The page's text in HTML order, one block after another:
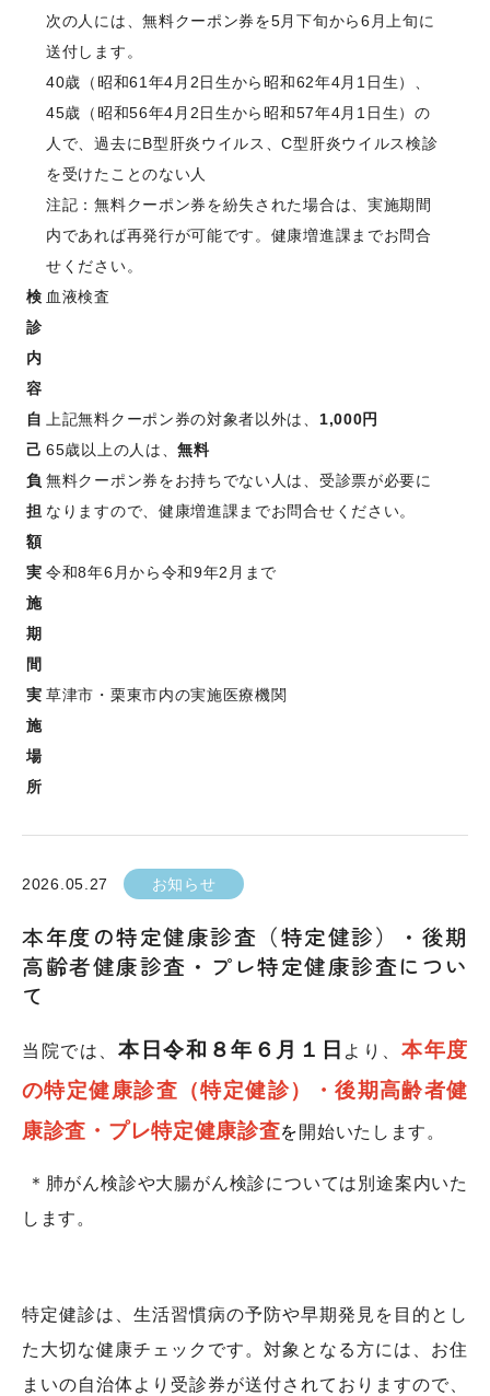
次の人には、無料クーポン券を5月下旬から6月上旬に
送付します。
40歳（昭和61年4月2日生から昭和62年4月1日生）、
45歳（昭和56年4月2日生から昭和57年4月1日生）の
人で、過去にB型肝炎ウイルス、C型肝炎ウイルス検診
を受けたことのない人
注記：無料クーポン券を紛失された場合は、実施期間
内であれば再発行が可能です。健康増進課までお問合
せください。
検
診
内
容
血液検査
自
己
負
担
額
上記無料クーポン券の対象者以外は、 1,000円
65歳以上の人は、無料
無料クーポン券をお持ちでない人は、受診票が必要に
なりますので、健康増進課までお問合せください。
実
施
期
間
令和8年6月から令和9年2月まで
実
施
場
所
草津市・栗東市内の実施医療機関
2026.05.27 お知らせ
本年度の特定健康診査（特定健診）・後期
高齢者健康診査・プレ特定健康診査につい
て
当院では、本日令和８年６月１日 より、本年度
の特定健康診査（特定健診）・後期高齢者健
康診査・プレ特定健康診査を 開始いたします。
＊肺がん検診や大腸がん検診については別途案内いた
します。
特定健診は、生活習慣病の予防や早期発見を目的とし
た大切な健康チェックです。対象となる方には、お住
まいの自治体より受診券が送付されておりますので、